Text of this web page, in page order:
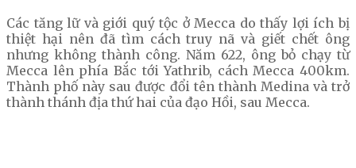
Các tăng lữ và giới quý tộc ở Mecca do thấy lợi ích bị
thiệt hại nên đã tìm cách truy nã và giết chết ông
nhưng không thành công. Năm 622, ông bỏ chạy từ
Mecca lên phía Bắc tới Yathrib, cách Mecca 400km.
Thành phố này sau được đổi tên thành Medina và trở
thành thánh địa thứ hai của đạo Hồi, sau Mecca.